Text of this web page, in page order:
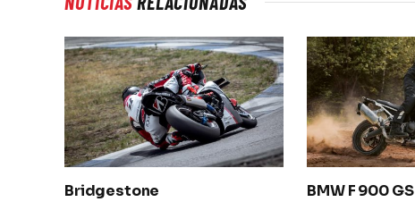
Bridgestone BMW F 900 GS